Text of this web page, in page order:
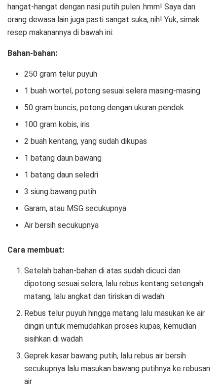
hangat-hangat dengan nasi putih pulen..hmm! Saya dan
orang dewasa lain juga pasti sangat suka, nih! Yuk, simak
resep makanannya di bawah ini:
Bahan-bahan:
250 gram telur puyuh
1 buah wortel, potong sesuai selera masing-masing
50 gram buncis, potong dengan ukuran pendek
100 gram kobis, iris
2 buah kentang, yang sudah dikupas
1 batang daun bawang
1 batang daun seledri
3 siung bawang putih
Garam, atau MSG secukupnya
Air bersih secukupnya
Cara membuat:
Setelah bahan-bahan di atas sudah dicuci dan
dipotong sesuai selera, lalu rebus kentang setengah
matang, lalu angkat dan tiriskan di wadah
Rebus telur puyuh hingga matang lalu masukan ke air
dingin untuk memudahkan proses kupas, kemudian
sisihkan di wadah
Geprek kasar bawang putih, lalu rebus air bersih
secukupnya lalu masukan bawang putihnya ke rebusan
air